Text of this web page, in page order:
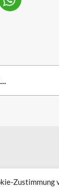
Zustimmung